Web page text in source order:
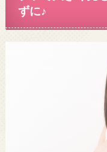
ずに♪